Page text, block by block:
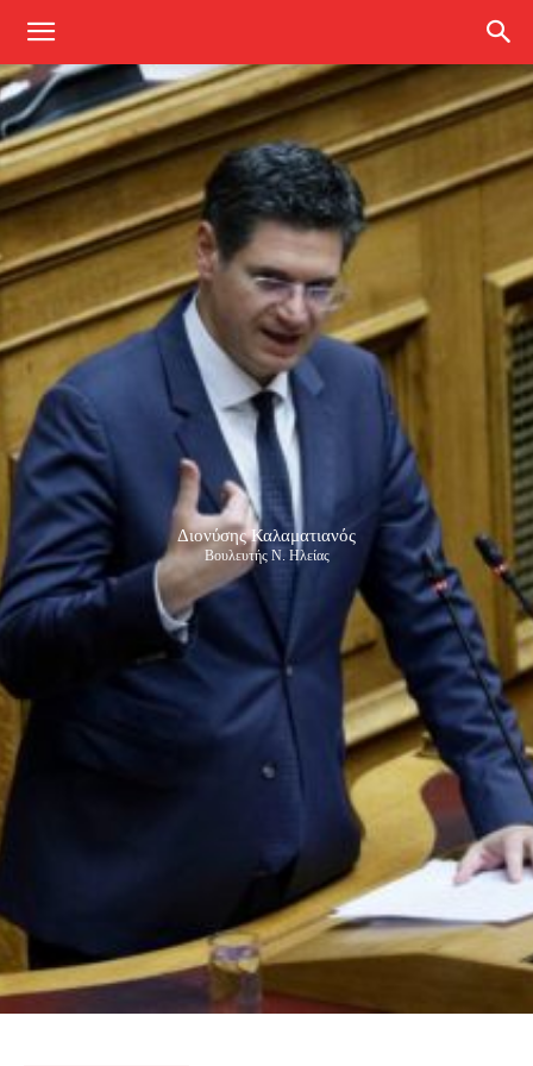
Διονύσης Καλαματιανός
Βουλευτής Ν. Ηλείας